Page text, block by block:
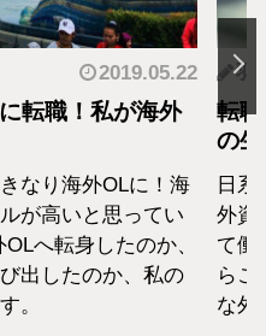
2019.05.22
転職！私が海外
なり海外OLに！海
が高いと思ってい
へ転身したのか、
出したのか、私の
。
羽
転
の
日
外資
て働
らこ
な外